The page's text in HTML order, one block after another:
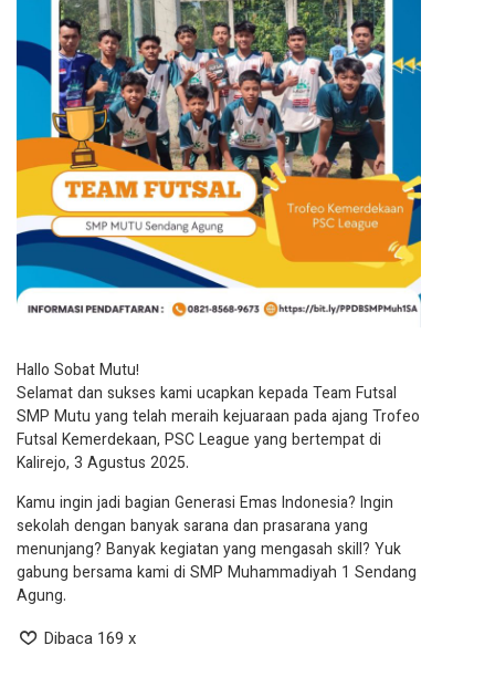
Hallo Sobat Mutu!
Selamat dan sukses kami ucapkan kepada Team Futsal
SMP Mutu yang telah meraih kejuaraan pada ajang Trofeo
Futsal Kemerdekaan, PSC League yang bertempat di
Kalirejo, 3 Agustus 2025.
Kamu ingin jadi bagian Generasi Emas Indonesia? Ingin
sekolah dengan banyak sarana dan prasarana yang
menunjang? Banyak kegiatan yang mengasah skill? Yuk
gabung bersama kami di SMP Muhammadiyah 1 Sendang
Agung.
Dibaca 169 x